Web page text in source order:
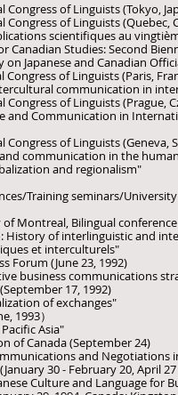
Congress of Linguists (Tokyo,
of Linguists (Quebec,
scientifiques au
Canadian Studies: Second
and Canadian
of Linguists (Paris,
communication in
of Linguists (Prague,
Communication in
of Linguists (Geneva,
communication in the human
and regionalism"
Training seminars/
of Montreal, Bilingual
of interlinguistic and
et interculturels"
Forum (June 23, 1992)
communications
17, 1992)
of exchanges"
1993）
Asia"
of Canada (September 24)
and Negotiations
30 - February 20, April
Culture and Language for